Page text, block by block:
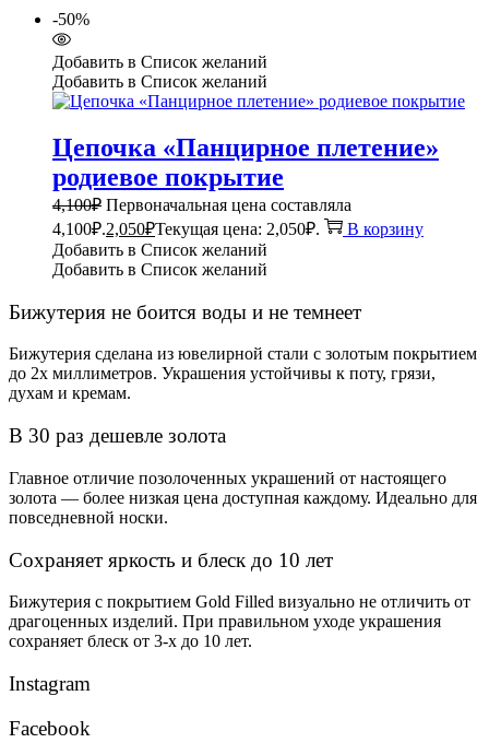
-50%
Добавить в Список желаний
Добавить в Список желаний
Цепочка «Панцирное плетение»
родиевое покрытие
4,100₽ Первоначальная цена составляла
4,100₽.2,050₽Текущая цена: 2,050₽.
В корзину
Добавить в Список желаний
Добавить в Список желаний
Бижутерия не боится воды и не темнеет
Бижутерия сделана из ювелирной стали с золотым покрытием
до 2х миллиметров. Украшения устойчивы к поту, грязи,
духам и кремам.
В 30 раз дешевле золота
Главное отличие позолоченных украшений от настоящего
золота — более низкая цена доступная каждому. Идеально для
повседневной носки.
Сохраняет яркость и блеск до 10 лет
Бижутерия с покрытием Gold Filled визуально не отличить от
драгоценных изделий. При правильном уходе украшения
сохраняет блеск от 3-х до 10 лет.
Instagram
Facebook